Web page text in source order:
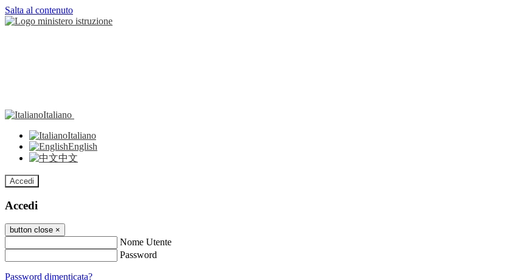
Salta al contenuto
Italiano
Italiano
English
中文
Accedi
Accedi
button close ×
Nome Utente
Password
Password dimenticata?